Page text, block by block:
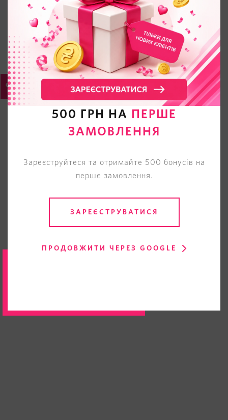
500 ГРН НА
ПЕРШЕ
ЗАМОВЛЕННЯ
Зареєструйтеся та отримайте 500 бонусів на
перше замовлення.
ЗАРЕЄСТРУВАТИСЯ
ПРОДОВЖИТИ ЧЕРЕЗ GOOGLE